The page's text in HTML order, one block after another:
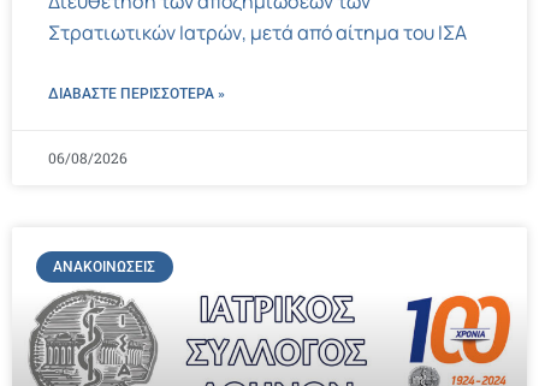
Στρατιωτικών Ιατρών, μετά από αίτημα του ΙΣΑ
ΔΙΑΒΑΣΤΕ ΠΕΡΙΣΣΌΤΕΡΑ »
06/08/2026
ΑΝΑΚΟΙΝΏΣΕΙΣ